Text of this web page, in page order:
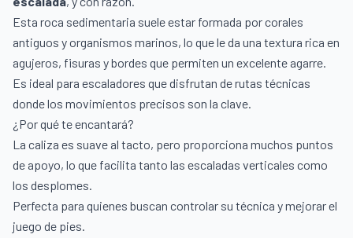
Esta roca sedimentaria suele estar formada por corales
antiguos y organismos marinos, lo que le da una textura rica en
agujeros, fisuras y bordes que permiten un excelente agarre.
Es ideal para escaladores que disfrutan de rutas técnicas
donde los movimientos precisos son la clave.
¿Por qué te encantará?
La caliza es suave al tacto, pero proporciona muchos puntos
de apoyo, lo que facilita tanto las escaladas verticales como
los desplomes.
Perfecta para quienes buscan controlar su técnica y mejorar el
juego de pies.